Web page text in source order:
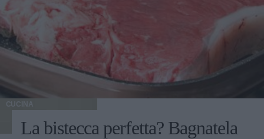
CUCINA
La bistecca perfetta? Bagnatela